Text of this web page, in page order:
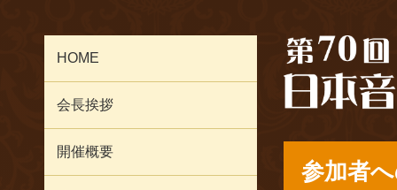
HOME
会長挨拶
開催概要
参加者